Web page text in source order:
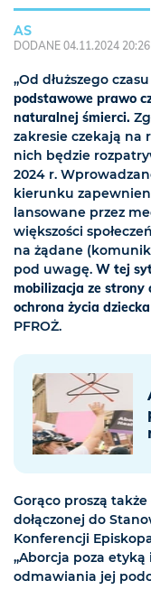
AS
DODANE 04.11.2024 20:26
„Od dłuższego
podstawowe prawo
naturalnej śmierci.
zakresie czekają na
nich będzie
2024 r.
kierunku
lansowane przez
większości
na żądane
pod uwagę. W tej
mobilizacja ze strony
ochrona życia
PFROŻ.
Gorąco proszą
dołączonej do
Konferencji
„Aborcja poza
odmawiania jej